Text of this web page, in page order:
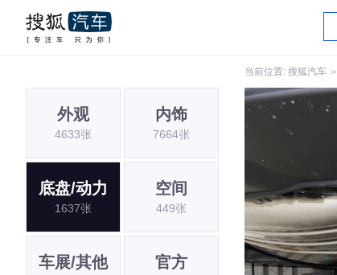
当前位置: 搜狐汽车 ＞
外观
4633张
内饰
7664张
底盘/动力
1637张
空间
449张
车展/其他 官方